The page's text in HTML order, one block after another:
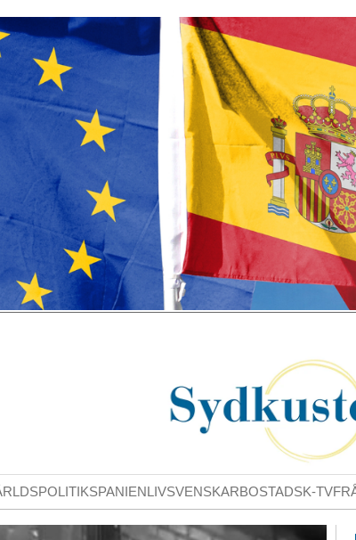
SPANIENLIVSVENSKARBOSTADSK-TV